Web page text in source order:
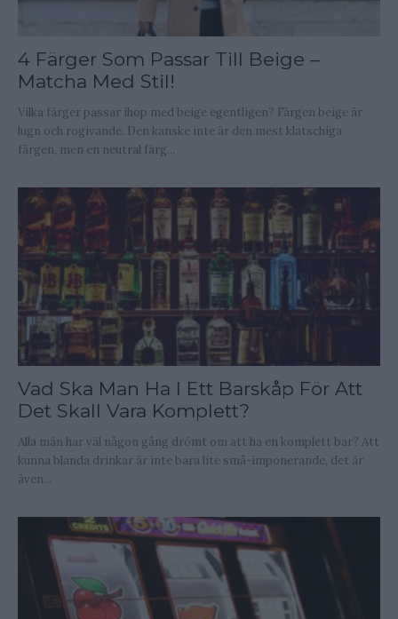
4 Färger Som Passar Till Beige –
Matcha Med Stil!
Vilka färger passar ihop med beige egentligen? Färgen beige är
lugn och rogivande. Den kanske inte är den mest klatschiga
färgen, men en neutral färg...
Vad Ska Man Ha I Ett Barskåp För Att
Det Skall Vara Komplett?
Alla män har väl någon gång drömt om att ha en komplett bar? Att
kunna blanda drinkar är inte bara lite små-imponerande, det är
även...